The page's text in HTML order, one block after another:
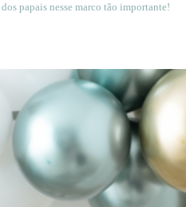
papais nesse marco tão importante!